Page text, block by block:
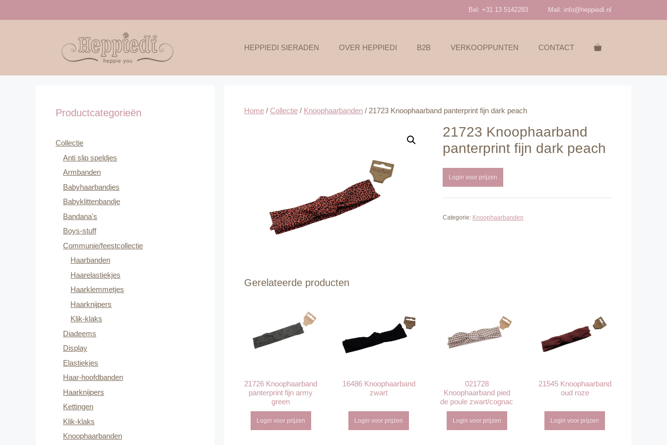
Bel: +31 13 5142283 Mail: info@heppiedi.nl
HEPPIEDI SIERADEN OVER HEPPIEDI B2B VERKOOPPUNTEN CONTACT
Home / Collectie / Knoophaarbanden / 21723 Knoophaarband panterprint fijn dark peach
21723 Knoophaarband
panterprint fijn dark peach
Login voor prijzen
Categorie: Knoophaarbanden
Gerelateerde producten
21726 Knoophaarband
panterprint fijn army
green
Login voor prijzen
16486 Knoophaarband
zwart
Login voor prijzen
021728
Knoophaarband pied
de poule zwart/cognac
Login voor prijzen
21545 Knoophaarband
oud roze
Login voor prijzen
Productcategorieën
Collectie
Anti slip speldjes
Armbanden
Babyhaarbandjes
Babyklittenbandje
Bandana's
Boys-stuff
Communie/feestcollectie
Haarbanden
Haarelastiekjes
Haarklemmetjes
Haarknijpers
Klik-klaks
Diadeems
Display
Elastiekjes
Haar-hoofdbanden
Haarknijpers
Kettingen
Klik-klaks
Knoophaarbanden